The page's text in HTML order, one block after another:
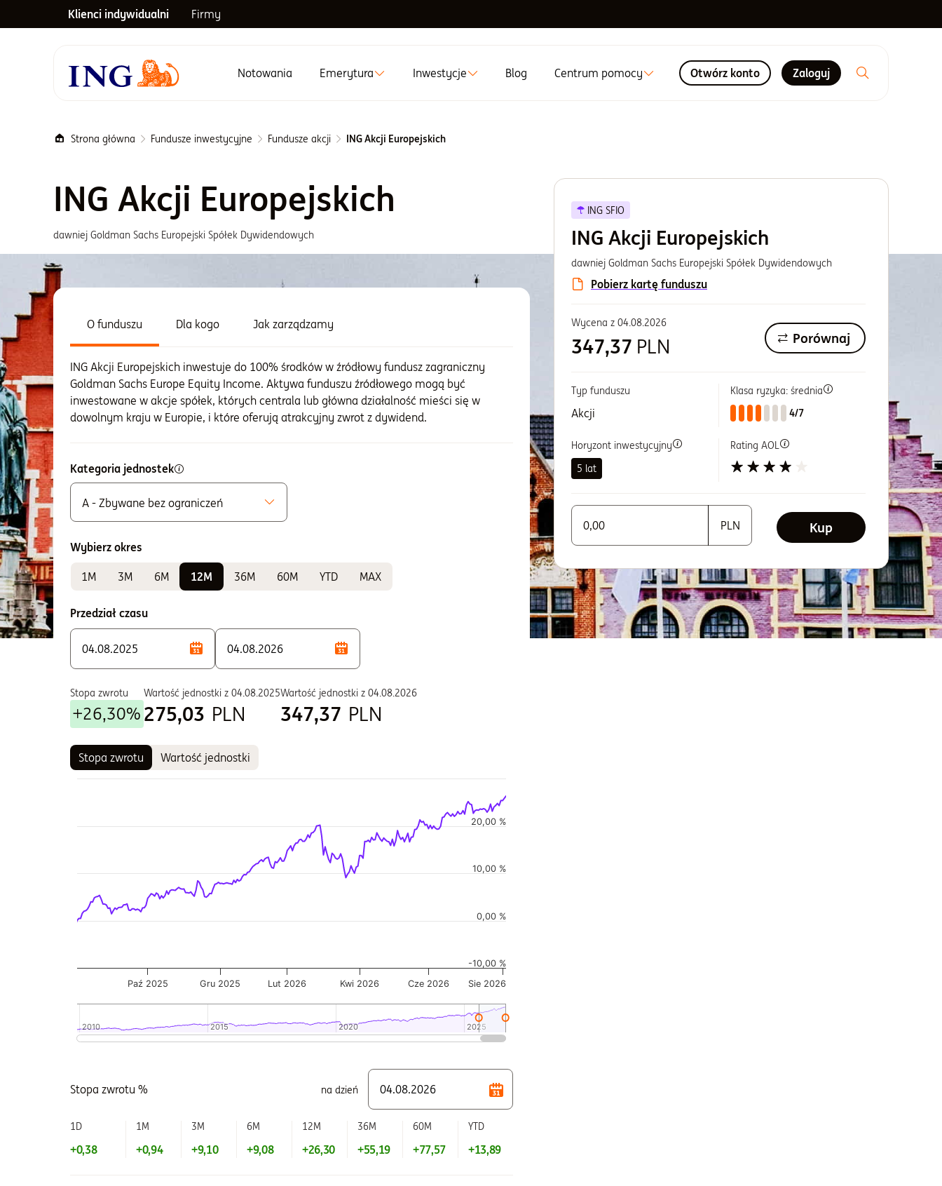
Klienci indywidualni Firmy
Menu główne
Notowania Emerytura Inwestycje Blog Centrum pomocy Otwórz konto Zaloguj
Strona główna Fundusze inwestycyjne Fundusze akcji ING Akcji Europejskich
ING Akcji Europejskich
dawniej Goldman Sachs Europejski Spółek Dywidendowych
ING SFIO
ING Akcji Europejskich
dawniej Goldman Sachs Europejski Spółek Dywidendowych
Pobierz kartę funduszu
Wycena z 04.08.2026
347,37 PLN Porównaj
Typ funduszu
Akcji
Klasa ryzyka: średnia
4/7
Horyzont inwestycyjny
5 lat
Rating AOL
Kup
O funduszu Dla kogo Jak zarządzamy
ING Akcji Europejskich inwestuje do 100% środków w źródłowy fundusz zagraniczny
Goldman Sachs Europe Equity Income. Aktywa funduszu źródłowego mogą być
inwestowane w akcje spółek, których centrala lub główna działalność mieści się w
dowolnym kraju w Europie, i które oferują atrakcyjny zwrot z dywidend.
Kategoria jednostek
A - Zbywane bez ograniczeń
K - Zbywane w ramach IKE i IKZE
Do sprawdzania wyników
S - Zbywane w ramach PPE i PPI
T - Zbywane w ramach PPE i PPI
W - Zbywane w ramach PPE i PPI
Wybierz okres
1M 3M 6M 12M 36M 60M YTD MAX
Przedział czasu
Stopa zwrotu
+26,30%
Wartość jednostki z 04.08.2025
275,03 PLN
Wartość jednostki z 04.08.2026
347,37 PLN
Stopa zwrotu Wartość jednostki
Wykres ma 2 osi X wyświetlające Czas, i Czas.
Wykres ma 2 osi Y wyświetlające Wartość jednostki w czasie, i Wartość jednostki w czasie.
Paź 2025 Gru 2025 Lut 2026 Kwi 2026 Cze 2026 Sie 2026
2010
2010 2015
2015 2020
2020 2025
2025
0,00 %
-10,00 %
10,00 %
20,00 %
Stopa zwrotu % na dzień
1D 1M 3M 6M 12M 36M 60M YTD
+0,38 +0,94 +9,10 +9,08 +26,30 +55,19 +77,57 +13,89